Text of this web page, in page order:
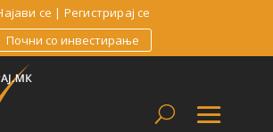
се | Регистрирај се
Почни со инвестирање